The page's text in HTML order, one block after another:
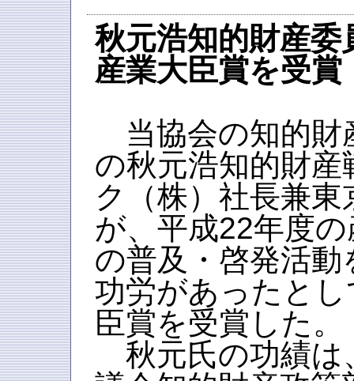
秋元浩知的財産委
産業大臣賞を受賞
当協会の知的財
の秋元浩知的財
ク（株）社長兼
が、平成22年度
の普及・啓発活
功労があったと
臣賞を受賞した。
秋元氏の功績は